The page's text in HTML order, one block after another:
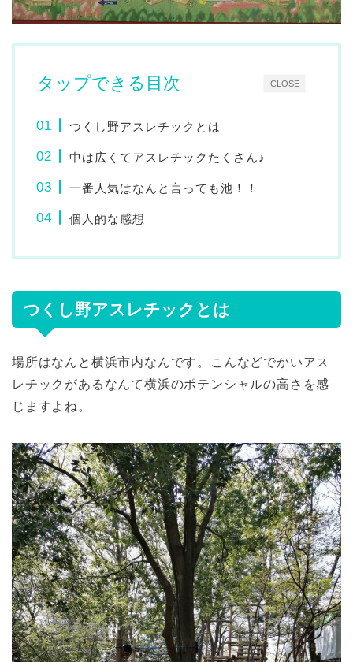
CLOSE
タップできる目次
つくし野アスレチックとは
中は広くてアスレチックたくさん♪
一番人気はなんと言っても池！！
個人的な感想
つくし野アスレチックとは
場所はなんと横浜市内なんです。こんなどでかいアス
レチックがあるなんて横浜のポテンシャルの高さを感
じますよね。